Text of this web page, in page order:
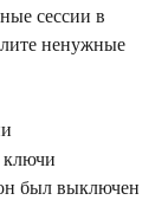
сессии в
ненужные
ключи
был выключен